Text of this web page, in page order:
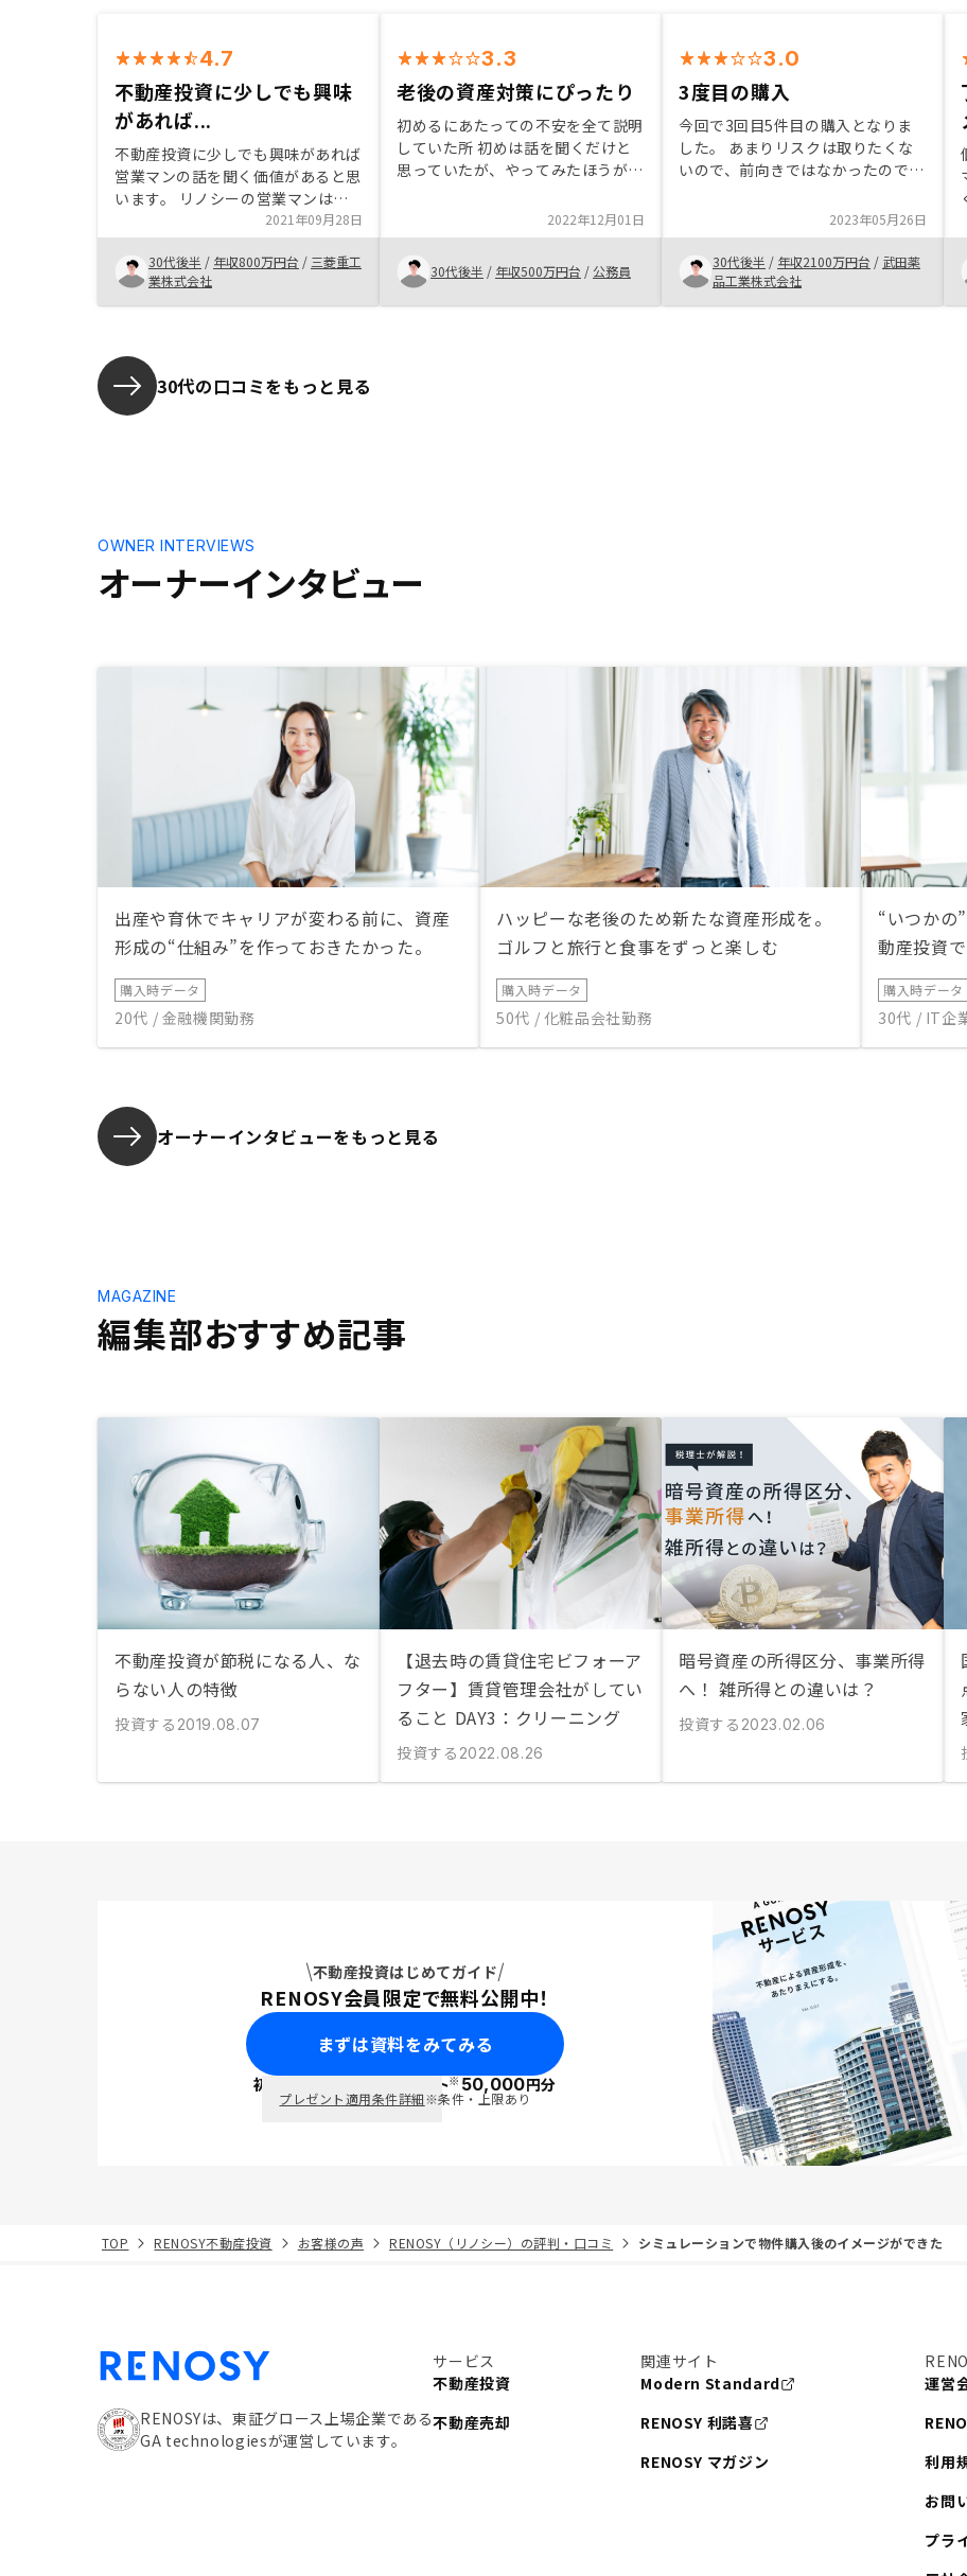
4.7
不動産投資に少しでも興味
があれば...
不動産投資に少しでも興味があれば
営業マンの話を聞く価値があると思
います。 リノシーの営業マンは親
身に対応してくれますので、疑問が
解消されて購入検討しようという気
になりました。銀行面談等はオンラ
インと言えどもどこかに集合して打
ち合わせをしないといけないので、
きるようになれば良いのかなと思い
ます。 制度上難しいのかも知れま
せんが。
2021年09月28日
30代後半 / 年収800万円台 / 三菱重工
業株式会社
3.3
老後の資産対策にぴったり
初めるにあたっての不安を全て説明
していた所 初めは話を聞くだけと
思っていたが、やってみたほうがい
の方も話しやすく親近感を感じた
これからどうなるか楽しみでもある
老後に役に立つかわからないが資産
運用といった点で言えばいい買い物
なのかなと説明はわかりやすく、時
2022年12月01日
30代後半 / 年収500万円台 / 公務員
3.0
3度目の購入
今回で3回目5件目の購入となりま
した。 あまりリスクは取りたくな
いので、前向きではなかったのです
決めました。相変わらず短いタイム
ラインで引き渡しまで進める担当者
の方の熱意には感心します。今後と
もよろしくお願いいたします。
2023年05月26日
30代後半 / 年収2100万円台 / 武田薬
品工業株式会社
30代の口コミをもっと見る
オーナーインタビュー
OWNER INTERVIEWS
出産や育休でキャリアが変わる前に、資産
形成の“仕組み”を作っておきたかった。
購入時データ
20代 / 金融機関勤務
ハッピーな老後のため新たな資産形成を。
ゴルフと旅行と食事をずっと楽しむ
購入時データ
50代 / 化粧品会社勤務
“いつかの
動産投資
購入時データ
30代 / IT企
オーナーインタビューをもっと見る
編集部おすすめ記事
MAGAZINE
不動産投資が節税になる人、な
らない人の特徴
投資する 2019.08.07
【退去時の賃貸住宅ビフォーア
フター】賃貸管理会社がしてい
ること DAY3：クリーニング
投資する 2022.08.26
暗号資産の所得区分、事業所得
へ！ 雑所得との違いは？
投資する 2023.02.06
不動産投資はじめてガイド
RENOSY会員限定で無料公開中！
まずは資料をみてみる
初回面談で ポイント※50,000円分
プレゼント適用条件詳細※条件・上限あり
TOP RENOSY不動産投資 お客様の声 RENOSY（リノシー）の評判・口コミ シミュレーションで物件購入後のイメージができた
RENOSYは、東証グロース上場企業である
GA technologiesが運営しています。
サービス
不動産投資
不動産売却
関連サイト
Modern Standard
RENOSY 利諾喜
RENOSY マガジン
運営
利用
お問
プラ